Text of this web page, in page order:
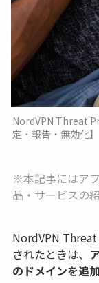
NordVPN Threat
定・報告・無効化
※本記事にはア
品・サービスの
NordVPN
されたときは、
のドメインを追